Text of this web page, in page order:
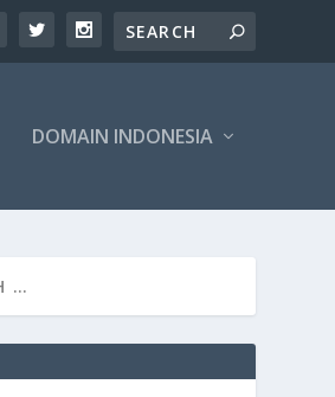
DOMAIN INDONESIA